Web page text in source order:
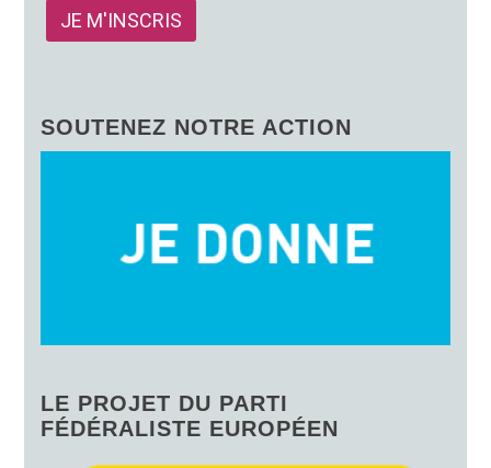
SOUTENEZ NOTRE ACTION
LE PROJET DU PARTI
FÉDÉRALISTE EUROPÉEN